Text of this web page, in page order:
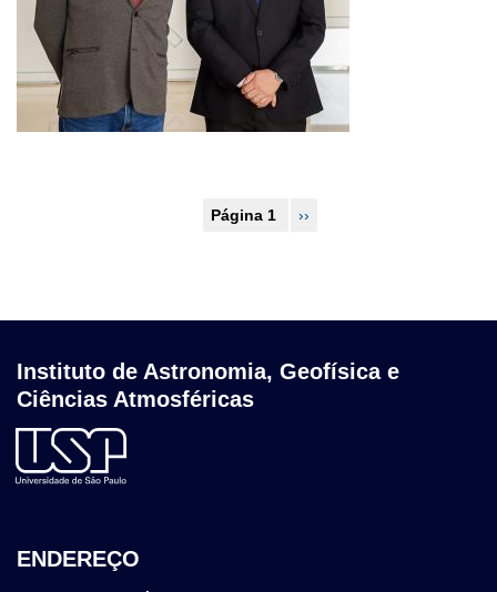
Página 1
Próxima
››
Instituto de Astronomia, Geofísica e
Ciências Atmosféricas
ENDEREÇO